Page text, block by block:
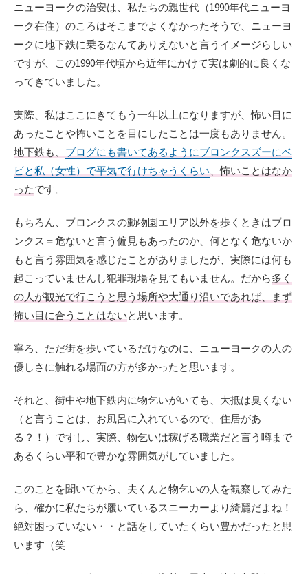
ニューヨークの治安は、私たちの親世代（1990年代ニューヨ
ーク在住）のころはそこまでよくなかったそうで、ニューヨ
ークに地下鉄に乗るなんてありえないと言うイメージらしい
ですが、この1990年代頃から近年にかけて実は劇的に良くな
ってきていました。
実際、私はここにきてもう一年以上になりますが、怖い目に
あったことや怖いことを目にしたことは一度もありません。
地下鉄も、 ブログにも書いてあるようにブロンクスズーにベ
ビと私（女性）で平気で行けちゃうくらい、怖いことはなか
ったです。
もちろん、ブロンクスの動物園エリア以外を歩くときはブロ
ンクス＝危ないと言う偏見もあったのか、何となく危ないか
もと言う雰囲気を感じたことがありましたが、実際には何も
起こっていませんし犯罪現場を見てもいません。だから多く
の人が観光で行こうと思う場所や大通り沿いであれば、まず
怖い目に合うことはないと思います。
寧ろ、ただ街を歩いているだけなのに、ニューヨークの人の
優しさに触れる場面の方が多かったと思います。
それと、街中や地下鉄内に物乞いがいても、大抵は臭くない
（と言うことは、お風呂に入れているので、住居があ
る？！）ですし、実際、物乞いは稼げる職業だと言う噂まで
あるくらい平和で豊かな雰囲気がしていました。
このことを聞いてから、夫くんと物乞いの人を観察してみた
ら、確かに私たちが履いているスニーカーより綺麗だよね！
絶対困っていない・・と話をしていたくらい豊かだったと思
います（笑